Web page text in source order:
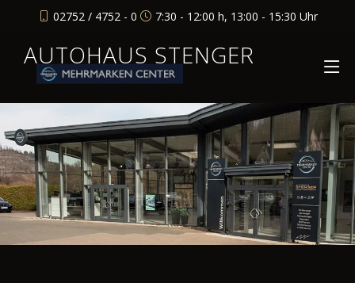
02752 / 4752 - 0 7:30 - 12:00 h, 13:00 - 15:30 Uhr
AUTOHAUS STENGER